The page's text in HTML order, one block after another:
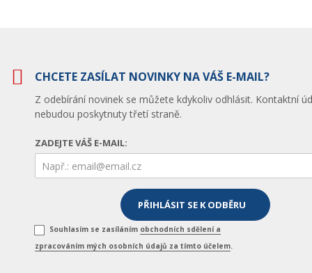
CHCETE ZASÍLAT NOVINKY NA VÁŠ E-MAIL?
Z odebírání novinek se můžete kdykoliv odhlásit. Kontaktní
nebudou poskytnuty třetí straně.
ZADEJTE VÁŠ E-MAIL:
Souhlasím se zasíláním obchodních sdělení a
zpracováním mých osobních údajů za tímto účelem.